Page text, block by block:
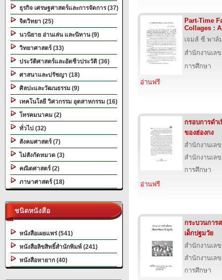
ธุรกิจ เศรษฐศาสตร์และการจัดการ (37)
จิตวิทยา (25)
นวนิยาย อ่านเล่น และนิทาน (9)
วิทยาศาสตร์ (33)
ประวัติศาสตร์และอัตชีวประวัติ (36)
ศาสนาและปรัชญา (18)
ศิลปะและวัฒนธรรม (9)
เทคโนโลยี วิศวกรรม อุตสาหกรรม (16)
โทรคมนาคม (2)
ทั่วไป (32)
สังคมศาสตร์ (7)
ไม่สังกัดหมวด (3)
คณิตศาสตร์ (2)
ภาษาศาสตร์ (18)
ชนิดหนังสือ
หนังสือเผยแพร่ (541)
หนังสือลิขสิทธิ์สำนักพิมพ์ (241)
หนังสือหายาก (40)
Part-Time
Collages :
เจมส์ ซี พาล์
สำนักงานเล
การศึกษา
อ่านฟรี
กรอบการดำ
ของฮ่องกง
สำนักงานเล
สำนักงานเล
การศึกษา
อ่านฟรี
กระบวนการ
เด็กปฐมวัย
สำนักงานเล
สำนักงานเล
การศึกษา